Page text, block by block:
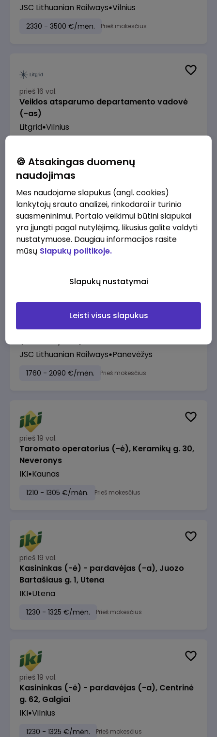
JSC Lithuanian Railways Vilnius
2330 - 3500 €/mėn. Prieš mokesčius
prieš 16 val.
Veiklos atsparumo departamento vadovė
(-as)
Litgrid Vilnius
prieš 18 val.
Enterprise Risk Manager (Vilnius, LT)
JSC Lithuanian Railways Vilnius
3200 - 4800 €/mėn. Prieš mokesčius
Manevrų operatorius (-ė) (Panevėžys)
JSC Lithuanian Railways Panevėžys
1760 - 2090 €/mėn. Prieš mokesčius
prieš 19 val.
Taromato operatorius (-ė), Keramikų g. 30,
Neveronys
IKI Kaunas
1210 - 1305 €/mėn. Prieš mokesčius
prieš 19 val.
Kasininkas (-ė) - pardavėjas (-a), Juozo
Bartašiaus g. 1, Utena
IKI Utena
1230 - 1325 €/mėn. Prieš mokesčius
prieš 19 val.
Kasininkas (-ė) - pardavėjas (-a), Centrinė
g. 62, Galgiai
IKI Vilnius
1230 - 1325 €/mėn. Prieš mokesčius
🍪 Atsakingas duomenų
naudojimas
Mes naudojame slapukus (angl. cookies)
lankytojų srauto analizei, rinkodarai ir turinio
suasmeninimui. Portalo veikimui būtini slapukai
yra įjungti pagal nutylėjimą, likusius galite valdyti
nustatymuose. Daugiau informacijos rasite
mūsų Slapukų politikoje.
Slapukų nustatymai
Leisti visus slapukus